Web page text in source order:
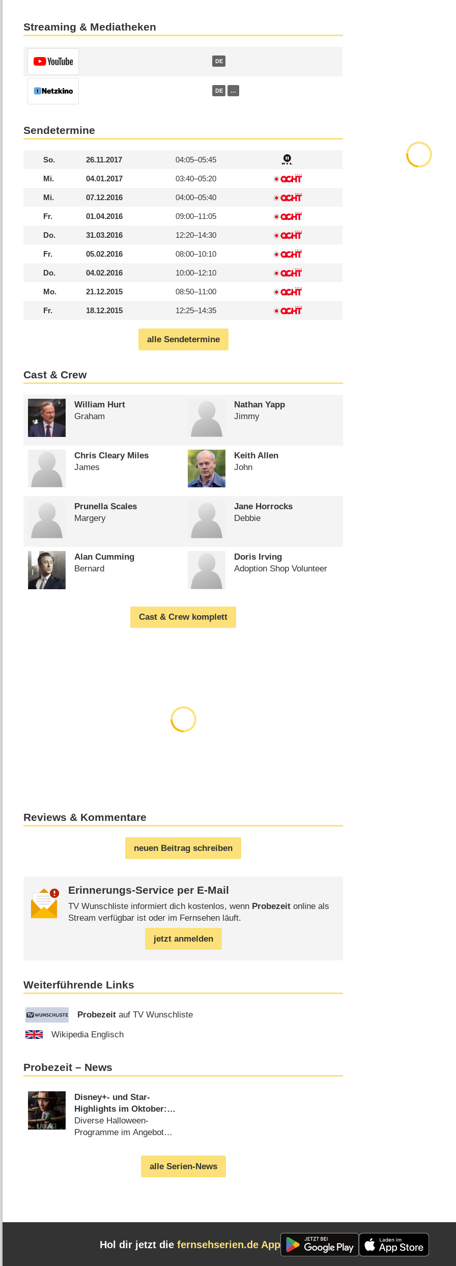
Streaming & Mediatheken
DE
DE …
Sendetermine
So. 26.11.2017 04:05–05:45
Mi. 04.01.2017 03:40–05:20
Mi. 07.12.2016 04:00–05:40
Fr. 01.04.2016 09:00–11:05
Do. 31.03.2016 12:20–14:30
Fr. 05.02.2016 08:00–10:10
Do. 04.02.2016 10:00–12:10
Mo. 21.12.2015 08:50–11:00
Fr. 18.12.2015 12:25–14:35
alle Sendetermine
Cast & Crew
William Hurt
Graham
Nathan Yapp
Jimmy
Chris Cleary Miles
James
Keith Allen
John
Prunella Scales
Margery
Jane Horrocks
Debbie
Alan Cumming
Bernard
Doris Irving
Adoption Shop Volunteer
Cast & Crew komplett
Reviews & Kommentare
neuen Beitrag schreiben
Erinnerungs-Service per E-Mail
TV Wunschliste informiert dich kostenlos, wenn Probezeitonline als
Stream verfügbar ist oder im Fernsehen läuft.
jetzt anmelden
Weiterführende Links
Probezeit auf TV Wunschliste
Wikipedia Englisch
Probezeit – News
Disney+- und Star-
Highlights im Oktober:
„Loki“, „Death in
Paradise“ und
Diverse Halloween-
Programme im Angebot
alle Serien-News
Hol dir jetzt die fernsehserien.de App